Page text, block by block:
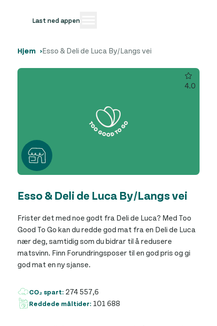
Last ned appen
Hjem Esso & Deli de Luca By/Langs vei
4.0
Esso & Deli de Luca By/Langs vei
Frister det med noe godt fra Deli de Luca? Med Too
Good To Go kan du redde god mat fra en Deli de Luca
nær deg, samtidig som du bidrar til å redusere
matsvinn. Finn Forundringsposer til en god pris og gi
god mat en ny sjanse.
CO₂ spart: 274 557,6
Reddede måltider: 101 688